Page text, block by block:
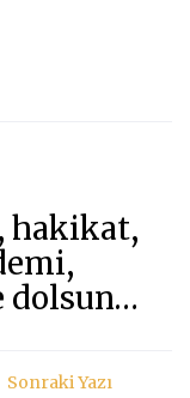
hakikat,
Sonraki Yazı